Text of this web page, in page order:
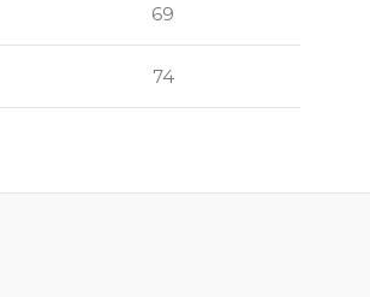
69
74